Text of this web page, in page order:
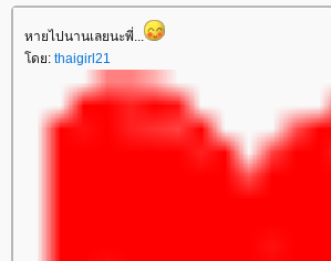
หายไปนานเลยนะพี่...
ดย: thaigirl21